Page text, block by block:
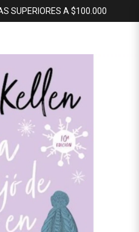
SUPERIORES A $100.000